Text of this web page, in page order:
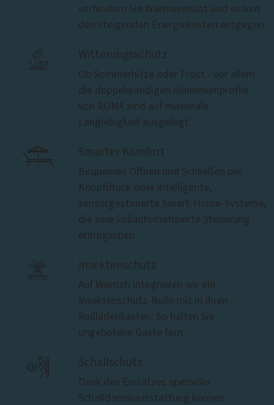
verhindern Sie Wärmeverlust und wirken
den steigenden Energiekosten entgegen.
 Witterungsschutz
Ob Sommerhitze oder Frost - vor allem
die doppelwandigen Aluminiumprofile
von ROMA sind auf maximale
Langlebigkeit ausgelegt.
 Smarter Komfort
Bequemes Öffnen und Schließen per
Knopfdruck oder intelligente,
sensorgesteuerte Smart-Home-Systeme,
die eine vollautomatisierte Steuerung
ermöglichen.
 Insektenschutz
Auf Wunsch integrieren wir ein
Insektenschutz-Rollo mit in Ihren
Rollladenkasten. So halten Sie
ungebetene Gäste fern.
 Schallschutz
Dank des Einsatzes spezieller
Schalldämmausstattung können